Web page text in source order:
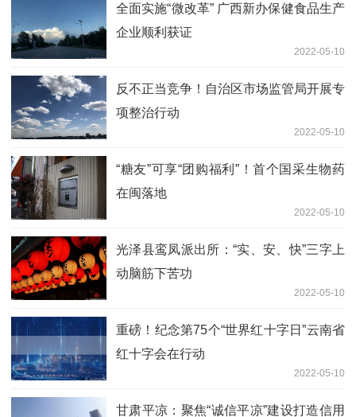
全面实施“微改革” 广西新办保健食品生产
企业顺利获证
2022-05-10
反不正当竞争！自治区市场监管局开展专
项整治行动
2022-05-10
“糖友”可享“团购福利”！首个国采生物药
在闽落地
2022-05-10
光泽县鸾凤派出所：“实、安、快”三字上
动脑筋下苦功
2022-05-10
重磅！纪念第75个“世界红十字日”云南省
红十字会在行动
2022-05-10
甘肃平凉：聚焦“诚信平凉”建设打造信用